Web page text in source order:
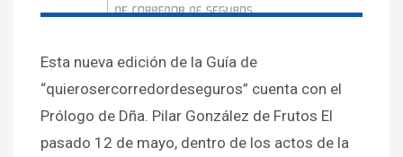
Esta nueva edición de la Guía de
“quierosercorredordeseguros” cuenta con el
Prólogo de Dña. Pilar González de Frutos El
pasado 12 de mayo, dentro de los actos de la